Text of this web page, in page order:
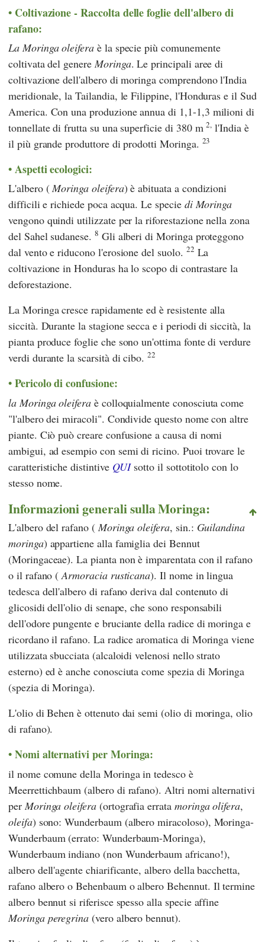
Coltivazione - Raccolta delle foglie dell'albero di
rafano:
La Moringa oleiferaè la specie più comunemente
coltivata del genere Moringa. Le principali aree di
coltivazione dell'albero di moringa comprendono l'India
meridionale, la Tailandia, le Filippine, l'Honduras e il Sud
America. Con una produzione annua di 1,1-1,3 milioni di
tonnellate di frutta su una superficie di 380 m2, l'India è
il più grande produttore di prodotti Moringa. 23
Aspetti ecologici:
L'albero (Moringa oleifera) è abituata a condizioni
difficili e richiede poca acqua. Le specie di Moringa
vengono quindi utilizzate per la riforestazione nella zona
del Sahel sudanese. 8 Gli alberi di Moringa proteggono
dal vento e riducono l'erosione del suolo. 22 La
coltivazione in Honduras ha lo scopo di contrastare la
deforestazione.
La Moringa cresce rapidamente ed è resistente alla
siccità. Durante la stagione secca e i periodi di siccità, la
pianta produce foglie che sono un'ottima fonte di verdure
verdi durante la scarsità di cibo.22
Pericolo di confusione:
la Moringa oleiferaè colloquialmente conosciuta come
"l'albero dei miracoli". Condivide questo nome con altre
piante. Ciò può creare confusione a causa di nomi
ambigui, ad esempio con semi di ricino. Puoi trovare le
caratteristiche distintive QUIsotto il sottotitolo con lo
stesso nome.
Informazioni generali sulla Moringa:
L'albero del rafano ( Moringa oleifera, sin.: Guilandina
moringa) appartiene alla famiglia dei Bennut
(Moringaceae). La pianta non è imparentata con il rafano
o il rafano (Armoracia rusticana). Il nome in lingua
tedesca dell'albero di rafano deriva dal contenuto di
glicosidi dell'olio di senape, che sono responsabili
dell'odore pungente e bruciante della radice di moringa e
ricordano il rafano. La radice aromatica di Moringa viene
utilizzata sbucciata (alcaloidi velenosi nello strato
esterno) ed è anche conosciuta come spezia di Moringa
(spezia di Moringa).
L'olio di Behen è ottenuto dai semi (olio di moringa, olio
di rafano).
Nomi alternativi per Moringa:
il nome comune della Moringa in tedesco è
Meerrettichbaum (albero di rafano). Altri nomi alternativi
per Moringa oleifera(ortografia errata moringa olifera,
oleifa) sono: Wunderbaum (albero miracoloso), Moringa-
Wunderbaum (errato: Wunderbaum-Moringa),
Wunderbaum indiano (non Wunderbaum africano!),
albero dell'agente chiarificante, albero della bacchetta,
rafano albero o Behenbaum o albero Behennut. Il termine
albero bennut si riferisce spesso alla specie affine
Moringa peregrina (vero albero bennut).